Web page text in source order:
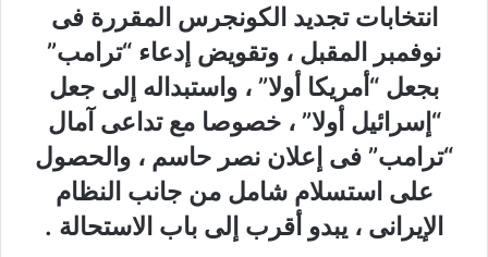
انتخابات تجديد الكونجرس المقررة فى
نوفمبر المقبل ، وتقويض إدعاء “ترامب”
بجعل “أمريكا أولا” ، واستبداله إلى جعل
“إسرائيل أولا” ، خصوصا مع تداعى آمال
“ترامب” فى إعلان نصر حاسم ، والحصول
على استسلام شامل من جانب النظام
الإيرانى ، يبدو أقرب إلى باب الاستحالة .